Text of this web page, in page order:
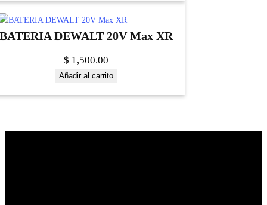
DEWALT 20V Max XR
$ 1,500.00
Añadir al carrito